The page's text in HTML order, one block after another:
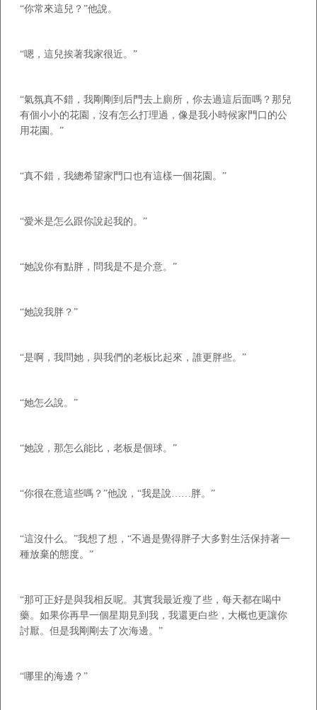
“你常來這兒？”他說。
“嗯，這兒挨著我家很近。”
“氣氛真不錯，我剛剛到后門去上廁所，你去過這后面嗎？那兒
有個小小的花園，沒有怎么打理過，像是我小時候家門口的公
用花園。”
“真不錯，我總希望家門口也有這樣一個花園。”
“愛米是怎么跟你說起我的。”
“她說你有點胖，問我是不是介意。”
“她說我胖？”
“是啊，我問她，與我們的老板比起來，誰更胖些。”
“她怎么說。”
“她說，那怎么能比，老板是個球。”
“你很在意這些嗎？”他說，“我是說……胖。”
“這沒什么。”我想了想，“不過是覺得胖子大多對生活保持著一
種放棄的態度。”
“那可正好是與我相反呢。其實我最近瘦了些，每天都在喝中
藥。如果你再早一個星期見到我，我還更白些，大概也更讓你
討厭。但是我剛剛去了次海邊。”
“哪里的海邊？”